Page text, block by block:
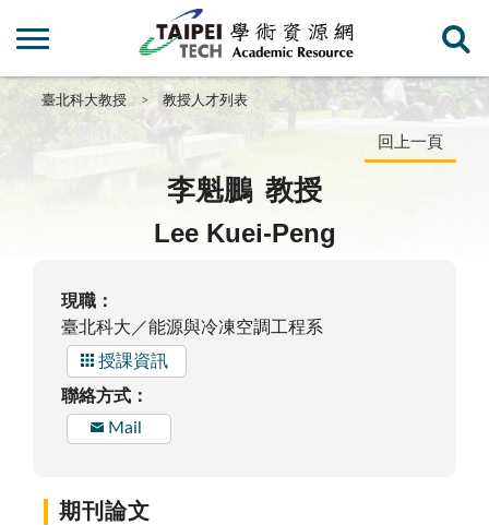
臺北科大教授 教授人才列表
回上一頁
李魁鵬 教授
Lee Kuei-Peng
現職：
臺北科大／能源與冷凍空調工程系
授課資訊
聯絡方式：
Mail
期刊論文